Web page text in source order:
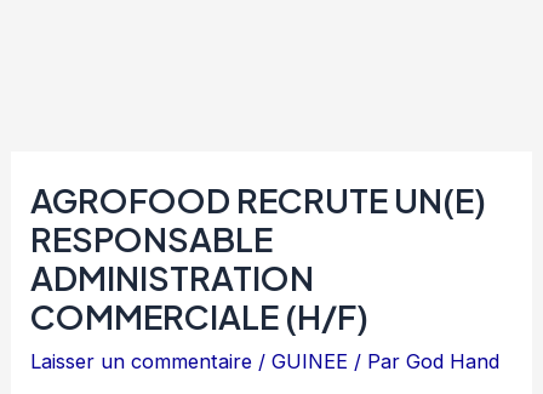
AGROFOOD RECRUTE UN(E)
RESPONSABLE
ADMINISTRATION
COMMERCIALE (H/F)
Laisser un commentaire /GUINEE / ParGod Hand